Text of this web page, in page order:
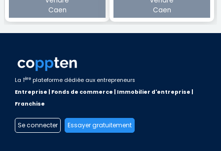
Caen
Caen
La 1ère plateforme dédiée aux entrepreneurs
Entreprise | Fonds de commerce | Immobilier d'entreprise |
Franchise
Se connecter Essayer gratuitement